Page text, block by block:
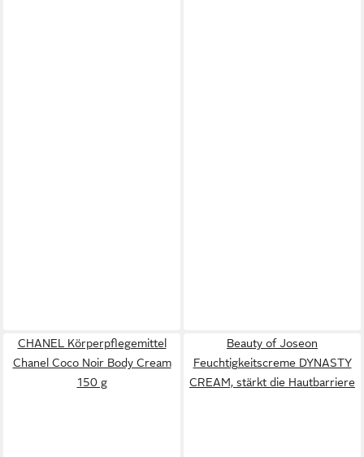
CHANEL Körperpflegemittel
Chanel Coco Noir Body Cream
150 g
Beauty of Joseon
Feuchtigkeitscreme DYNASTY
CREAM, stärkt die Hautbarriere